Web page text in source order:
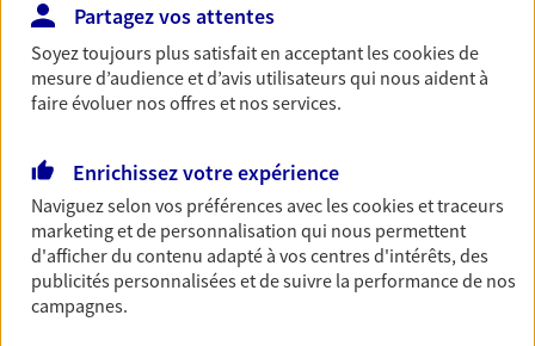
Accident, protégez votre qualité de vie et vos
revenus.
Découvrir l'offre Garantie Accidents de la Vie
Multirisque Entreprise
Gagnez en simplicité et en sérénité avec votre
assurance multirisque entreprise. Un contrat
unique pour protéger vos locaux, matériels pro,
Partagez vos attentes
Soyez toujours plus satisfait en acceptant lescookiesde
mesure d’audience et d’avis utilisateurs qui nous aident à
faire évoluer nos offres et nos services.
Enrichissez votre expérience
Naviguez selon vos préférences avec lescookies et traceurs
marketing et de personnalisation qui nous permettent
d'afficher du contenu adapté à vos centres d'intérêts, des
publicités personnalisées et de suivre la performance de nos
campagnes.